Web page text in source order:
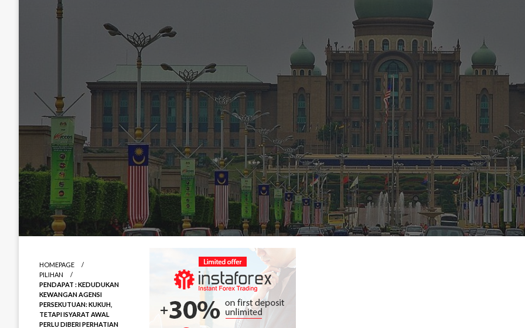
HOMEPAGE
PILIHAN
PENDAPAT : KEDUDUKAN
KEWANGAN AGENSI
PERSEKUTUAN: KUKUH,
TETAPI ISYARAT AWAL
PERLU DIBERI PERHATIAN